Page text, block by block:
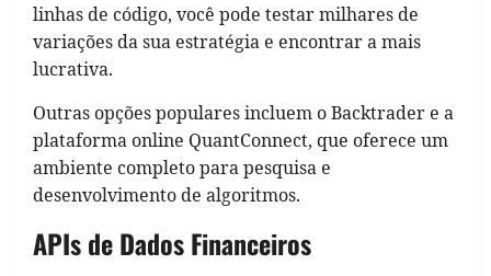
linhas de código, você pode testar milhares de
variações da sua estratégia e encontrar a mais
lucrativa.
Outras opções populares incluem o Backtrader e a
plataforma online QuantConnect, que oferece um
ambiente completo para pesquisa e
desenvolvimento de algoritmos.
APIs de Dados Financeiros